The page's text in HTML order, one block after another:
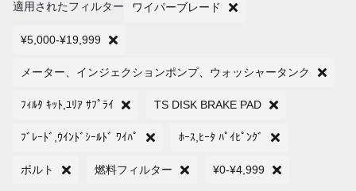
適用されたフィルター ワイパーブレード
¥5,000-¥19,999
メーター、インジェクションポンプ、ウォッシャータンク
ﾌｨﾙﾀ ｷｯﾄ,ﾕﾘｱ ｻﾌﾟﾗｲ TS DISK BRAKE PAD
ﾌﾞﾚｰﾄﾞ,ｳｲﾝﾄﾞｼｰﾙﾄﾞ ﾜｲﾊﾟ ﾎｰｽ,ﾋｰﾀ ﾊﾟｲﾋﾟﾝｸﾞ
ボルト 燃料フィルター ¥0-¥4,999